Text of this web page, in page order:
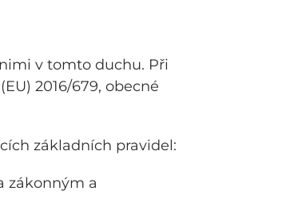
v tomto duchu. Při
2016/679, obecné
základních pravidel:
zákonným a